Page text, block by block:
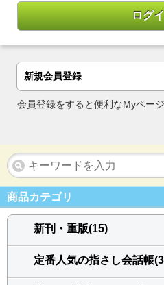
新規会員登録
会員登録をすると便利なMyペー
商品カテゴリ
新刊・重版(15)
定番人気の指さし会話帳